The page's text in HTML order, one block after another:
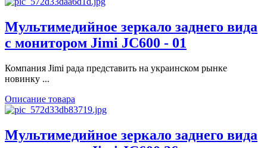
Мультимедийное зеркало заднего вида
с монитором Jimi JC600 - 01
Компания Jimi рада представить на украинском рынке
новинку ...
Описание товара
Мультимедийное зеркало заднего вида